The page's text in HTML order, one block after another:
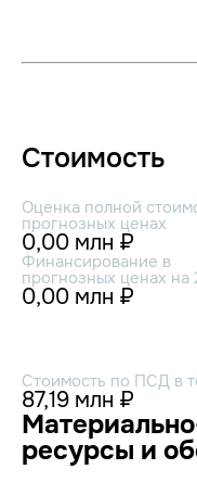
Стоимость
Оценка полной
прогнозных ценах
0,00 млн ₽
Финансирование в
прогнозных ценах на
0,00 млн ₽
Стоимость по ПСД в
87,19 млн ₽
ресурсы и